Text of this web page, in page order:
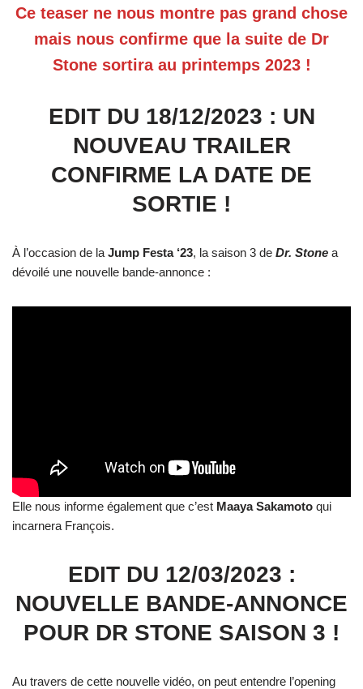
Ce teaser ne nous montre pas grand chose
mais nous confirme que la suite de Dr
Stone sortira au printemps 2023 !
EDIT DU 18/12/2023 : UN
NOUVEAU TRAILER
CONFIRME LA DATE DE
SORTIE !
À l’occasion de la Jump Festa ‘23, la saison 3 de Dr. Stone a
dévoilé une nouvelle bande-annonce :
Elle nous informe également que c’est Maaya Sakamoto qui
incarnera François.
EDIT DU 12/03/2023 :
NOUVELLE BANDE-ANNONCE
POUR DR STONE SAISON 3 !
Au travers de cette nouvelle vidéo, on peut entendre l’opening